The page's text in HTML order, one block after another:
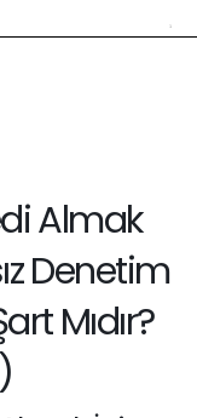
Almak
Denetim
Mıdır?